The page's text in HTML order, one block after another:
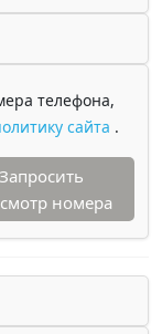
телефона,
сайта .
Запросить
номера